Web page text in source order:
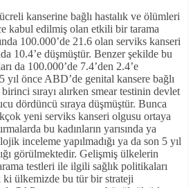
kanserine bağlı hastalık ve ölümleri
kabul edilmiş olan etkili bir tarama
100.000’de 21.6 olan serviks kanseri
10.4’e düşmüştür. Benzer şekilde bu
da 100.000’de 7.4’den 2.4’e
yıl önce ABD’de genital kansere bağlı
sırayı alırken smear testinin devlet
dördüncü sıraya düşmüştür. Bunca
yeni serviks kanseri olgusu ortaya
bu kadınların yarısında ya
inceleme yapılmadığı ya da son 5 yıl
görülmektedir. Gelişmiş ülkelerin
testleri ile ilgili sağlık politikaları
ki ülkemizde bu tür bir strateji